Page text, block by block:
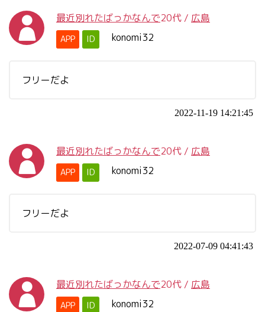
最近別れたばっかなんで20代 / 広島
APP ID konomi32
フリーだよ
2022-11-19 14:21:45
最近別れたばっかなんで20代 / 広島
APP ID konomi32
フリーだよ
2022-07-09 04:41:43
最近別れたばっかなんで20代 / 広島
APP ID konomi32